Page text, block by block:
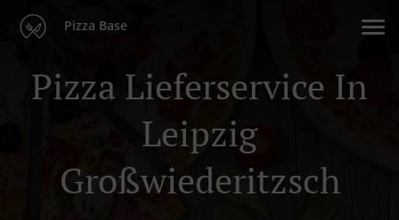
Pizza Base
Pizza Lieferservice In
Leipzig
Großwiederitzsch